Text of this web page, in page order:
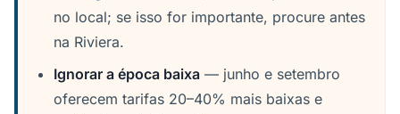
no local; se isso for importante, procure antes
na Riviera.
Ignorar a época baixa — junho e setembro
oferecem tarifas 20–40% mais baixas e